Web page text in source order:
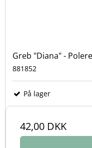
Greb "Diana" -
881852
På lager
42,00 DKK